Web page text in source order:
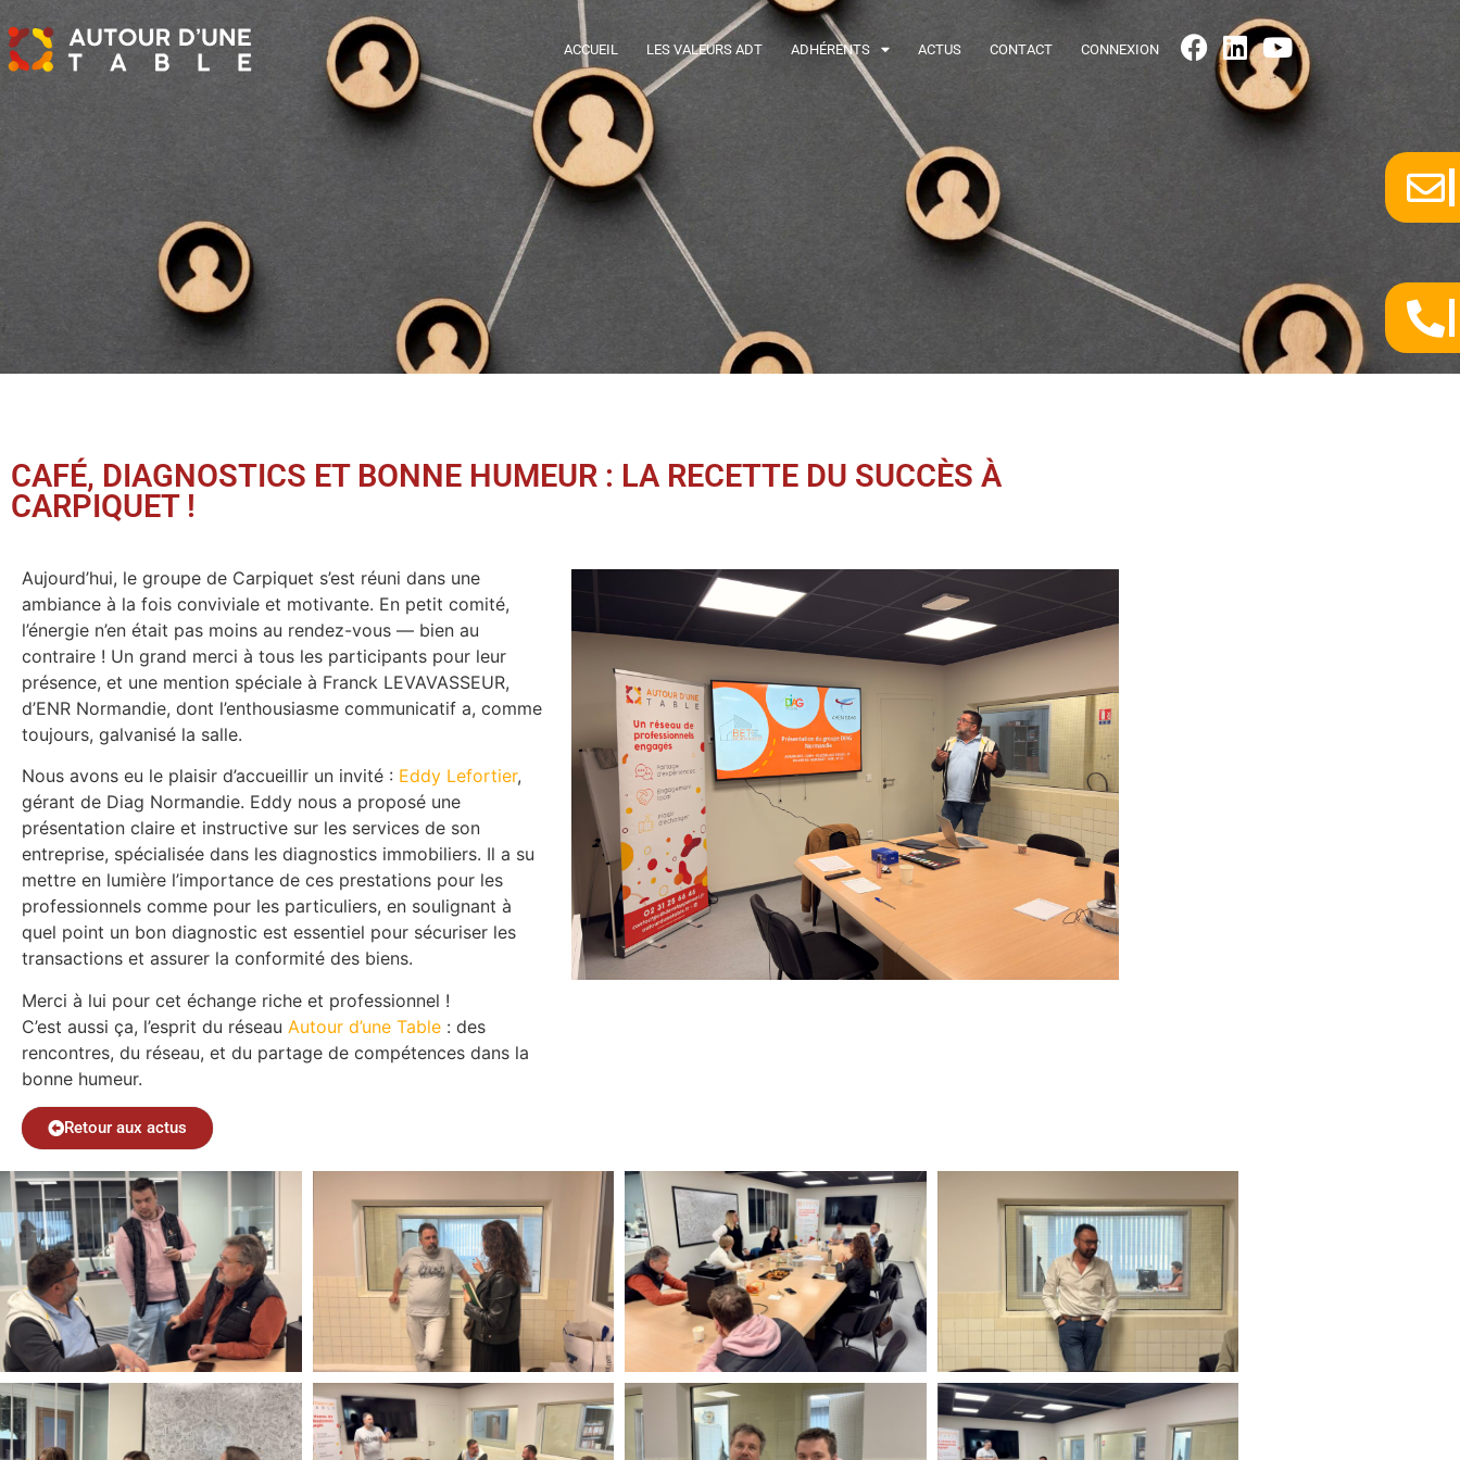
ACCUEIL LES VALEURS ADT ADHÉRENTS ACTUS CONTACT CONNEXION
CAFÉ, DIAGNOSTICS ET BONNE HUMEUR : LA RECETTE DU SUCCÈS À
CARPIQUET !
Aujourd’hui, le groupe de Carpiquet s’est réuni dans une
ambiance à la fois conviviale et motivante. En petit comité,
l’énergie n’en était pas moins au rendez-vous — bien au
contraire ! Un grand merci à tous les participants pour leur
présence, et une mention spéciale à Franck LEVAVASSEUR,
d’ENR Normandie, dont l’enthousiasme communicatif a, comme
toujours, galvanisé la salle.
Nous avons eu le plaisir d’accueillir un invité : Eddy Lefortier,
gérant de Diag Normandie. Eddy nous a proposé une
présentation claire et instructive sur les services de son
entreprise, spécialisée dans les diagnostics immobiliers. Il a su
mettre en lumière l’importance de ces prestations pour les
professionnels comme pour les particuliers, en soulignant à
quel point un bon diagnostic est essentiel pour sécuriser les
transactions et assurer la conformité des biens.
Merci à lui pour cet échange riche et professionnel !
C’est aussi ça, l’esprit du réseau Autour d’une Table : des
rencontres, du réseau, et du partage de compétences dans la
bonne humeur.
Retour aux actus